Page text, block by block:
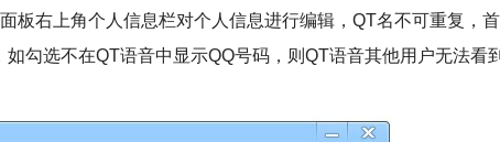
板右上角个人信息栏对个人信息进行编辑，QT名不可重复，
勾选不在QT语音中显示QQ号码，则QT语音其他用户无法看